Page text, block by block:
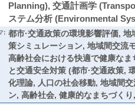
Planning), 交通計画学
ステム分析 (Environmental
: 都市·交通政策の環境影響評価,
策シミュレーション, 地域間交流
高齢社会における快適で健康な
と交通安全対策 (都市·交通政策,
化理論, 人口の社会移動, 地域間
ン, 高齢社会, 健康的なまちづく